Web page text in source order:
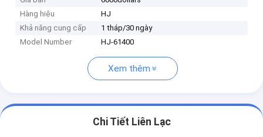
Hàng hiệu
HJ
Khả năng cung cấp
1 tháp/30 ngày
Model Number
HJ-61400
Xem thêm
Chi Tiết Liên Lạc